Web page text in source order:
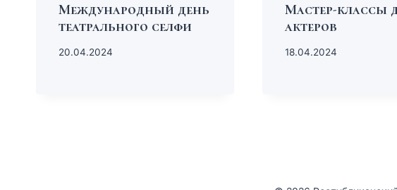
Международный день
театрального селфи
20.04.2024
Мастер-классы
актеров
18.04.2024